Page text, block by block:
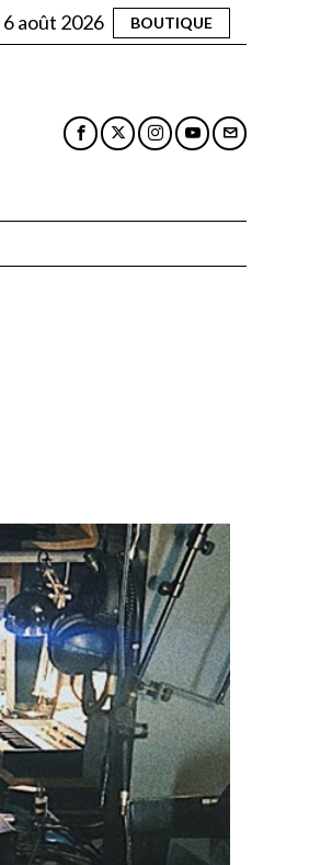
6 août 2026 BOUTIQUE